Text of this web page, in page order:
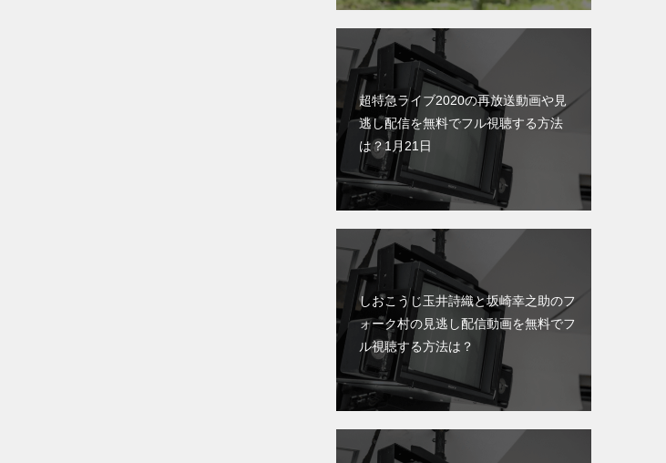
超特急ライブ2020の再放送動画や見
逃し配信を無料でフル視聴する方法
は？1月21日
しおこうじ玉井詩織と坂崎幸之助のフ
ォーク村の見逃し配信動画を無料でフ
ル視聴する方法は？